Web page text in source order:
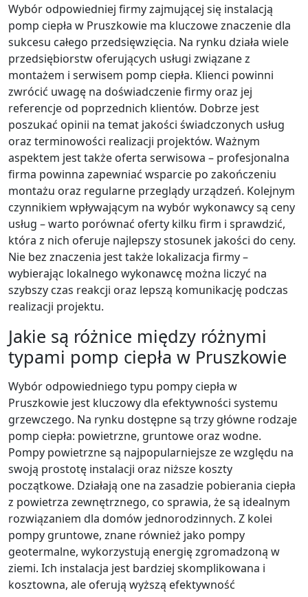
Wybór odpowiedniej firmy zajmującej się instalacją
pomp ciepła w Pruszkowie ma kluczowe znaczenie dla
sukcesu całego przedsięwzięcia. Na rynku działa wiele
przedsiębiorstw oferujących usługi związane z
montażem i serwisem pomp ciepła. Klienci powinni
zwrócić uwagę na doświadczenie firmy oraz jej
referencje od poprzednich klientów. Dobrze jest
poszukać opinii na temat jakości świadczonych usług
oraz terminowości realizacji projektów. Ważnym
aspektem jest także oferta serwisowa – profesjonalna
firma powinna zapewniać wsparcie po zakończeniu
montażu oraz regularne przeglądy urządzeń. Kolejnym
czynnikiem wpływającym na wybór wykonawcy są ceny
usług – warto porównać oferty kilku firm i sprawdzić,
która z nich oferuje najlepszy stosunek jakości do ceny.
Nie bez znaczenia jest także lokalizacja firmy –
wybierając lokalnego wykonawcę można liczyć na
szybszy czas reakcji oraz lepszą komunikację podczas
realizacji projektu.
Jakie są różnice między różnymi
typami pomp ciepła w Pruszkowie
Wybór odpowiedniego typu pompy ciepła w
Pruszkowie jest kluczowy dla efektywności systemu
grzewczego. Na rynku dostępne są trzy główne rodzaje
pomp ciepła: powietrzne, gruntowe oraz wodne.
Pompy powietrzne są najpopularniejsze ze względu na
swoją prostotę instalacji oraz niższe koszty
początkowe. Działają one na zasadzie pobierania ciepła
z powietrza zewnętrznego, co sprawia, że są idealnym
rozwiązaniem dla domów jednorodzinnych. Z kolei
pompy gruntowe, znane również jako pompy
geotermalne, wykorzystują energię zgromadzoną w
ziemi. Ich instalacja jest bardziej skomplikowana i
kosztowna, ale oferują wyższą efektywność